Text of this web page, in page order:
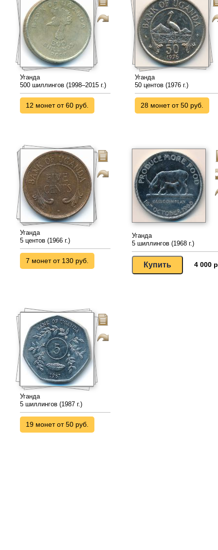
Уганда
500 шиллингов (1998–2015 г.)
12 монет от 60 руб.
Уганда
50 центов (1976 г.)
28 монет от 50 руб.
Уганда
5 центов (1966 г.)
7 монет от 130 руб.
Уганда
5 шиллингов (1968 г.)
4 000
Уганда
5 шиллингов (1987 г.)
19 монет от 50 руб.